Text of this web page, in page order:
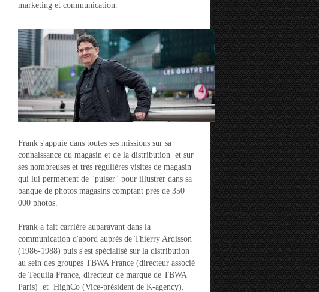
marketing et communication.
Frank s'appuie dans toutes ses missions sur sa
connaissance du magasin et de la distribution et sur
ses nombreuses et très régulières visites de magasin
qui lui permettent de "puiser" pour illustrer dans sa
banque de photos magasins comptant près de 350
000 photos.
Frank a fait carrière auparavant dans la
communication d'abord auprès de Thierry Ardisson
(1986-1988) puis s'est spécialisé sur la distribution
au sein des groupes TBWA France (directeur associé
de Tequila France, directeur de marque de TBWA
Paris) et HighCo (Vice-président de K-agency).